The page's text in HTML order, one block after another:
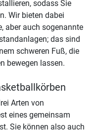
sodass Sie
Wir bieten dabei
aber auch sogenannte
das sind
schweren Fuß, die
bewegen lassen.
Arten von
eines gemeinsam
Sie können also auch